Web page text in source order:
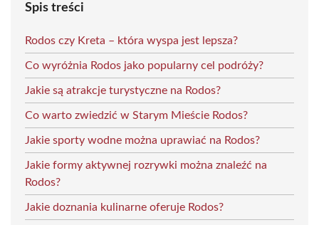
Spis treści
Rodos czy Kreta – która wyspa jest lepsza?
Co wyróżnia Rodos jako popularny cel podróży?
Jakie są atrakcje turystyczne na Rodos?
Co warto zwiedzić w Starym Mieście Rodos?
Jakie sporty wodne można uprawiać na Rodos?
Jakie formy aktywnej rozrywki można znaleźć na
Rodos?
Jakie doznania kulinarne oferuje Rodos?